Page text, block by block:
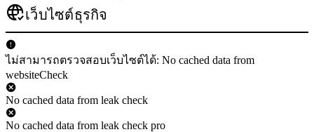
เว็บไซต์ธุรกิจ
ไม่สามารถตรวจสอบเว็บไซต์ได้: No cached data from
websiteCheck
No cached data from leak check
No cached data from leak check pro